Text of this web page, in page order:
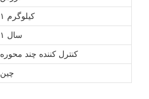
۱ کیلوگرم
۱ سال
کنترل کننده چند محوره
چین